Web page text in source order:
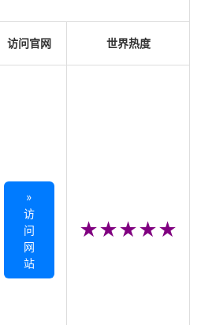
访问官网 世界热度
»
访
问
网
站
★★★★★